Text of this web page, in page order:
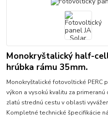
Monokryštalický half-
hrúbka rámu 35mm.
Monokryštalické fotovoltické PERC
výkon a vysokú kvalitu za
zlatú strednú cestu v oblasti
Kompletné technické špecifikácie